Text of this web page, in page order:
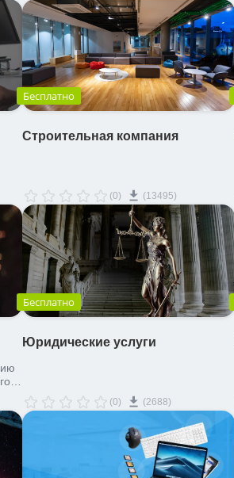
Бесплатно
Строительная компания
(0) (13495)
и
Бесплатно
Юридические услуги
(0) (2688)